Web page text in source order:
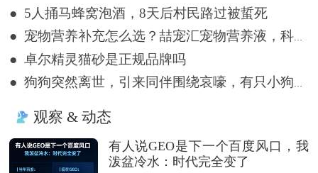
● 5人捅马蜂窝泡酒，8天后村民路过被蜇死
● 宠物营养补充怎么选？喆宠汇宠物营养液，科学告别宠物亚健康
● 卓尔精灵猫砂是正规品牌吗
● 狗狗突然离世，引来同伴围绕哀嚎，有只小狗尿都没撒完就来了
观察 & 动态
有人说GEO是下一个百度风口，我
泼盆冷水：时代完全变了